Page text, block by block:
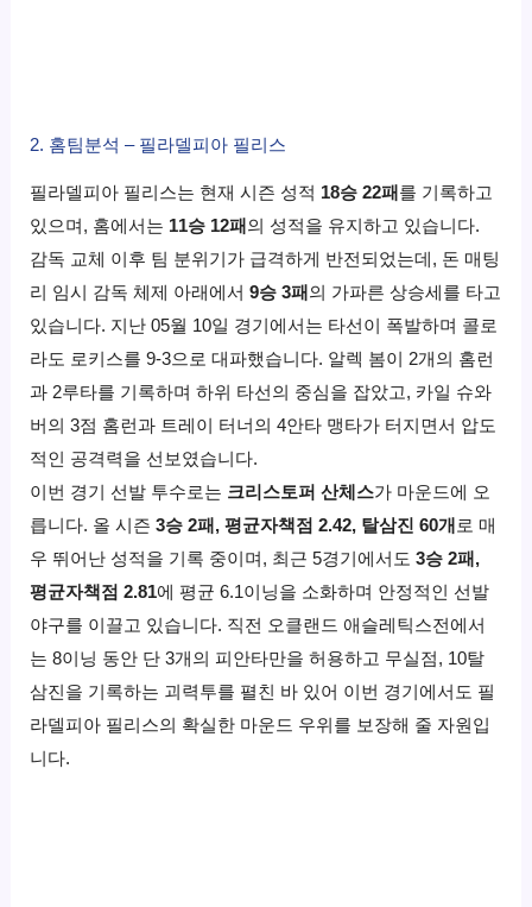
2. 홈팀분석 – 필라델피아 필리스
필라델피아 필리스는 현재 시즌 성적 18승 22패 를 기록하고
있으며, 홈에서는 11승 12패 의 성적을 유지하고 있습니다.
감독 교체 이후 팀 분위기가 급격하게 반전되었는데, 돈 매팅
리 임시 감독 체제 아래에서9승 3패 의 가파른 상승세를 타고
있습니다. 지난 05월 10일 경기에서는 타선이 폭발하며 콜로
라도 로키스를 9-3으로 대파했습니다. 알렉 봄이 2개의 홈런
과 2루타를 기록하며 하위 타선의 중심을 잡았고, 카일 슈와
버의 3점 홈런과 트레이 터너의 4안타 맹타가 터지면서 압도
적인 공격력을 선보였습니다.
이번 경기 선발 투수로는 크리스토퍼 산체스가 마운드에 오
릅니다. 올 시즌3승 2패, 평균자책점 2.42, 탈삼진 60개 로 매
우 뛰어난 성적을 기록 중이며, 최근 5경기에서도3승 2패,
평균자책점 2.81에 평균 6.1이닝을 소화하며 안정적인 선발
야구를 이끌고 있습니다. 직전 오클랜드 애슬레틱스전에서
는 8이닝 동안 단 3개의 피안타만을 허용하고 무실점, 10탈
삼진을 기록하는 괴력투를 펼친 바 있어 이번 경기에서도 필
라델피아 필리스의 확실한 마운드 우위를 보장해 줄 자원입
니다.